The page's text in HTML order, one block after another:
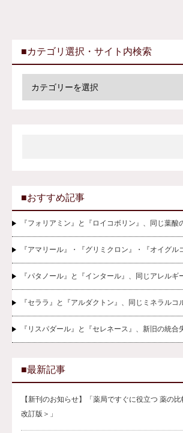
■カテゴリ選択・サイト内検索
■おすすめ記事
『フォリアミン』と『ロイコボリン』、同じ葉
『アマリール』・『グリミクロン』・『オイグ
『パタノール』と『インタール』、同じアレル
『セララ』と『アルダクトン』、同じミネラル
『リスパダール』と『セレネース』、新旧の統
■最新記事
【新刊のお知らせ】「薬局ですぐに役立つ 薬の
改訂版＞」